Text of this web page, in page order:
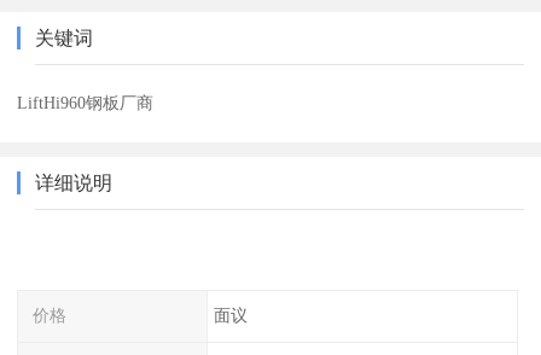
关键词
LiftHi960钢板厂商
详细说明
价格 面议